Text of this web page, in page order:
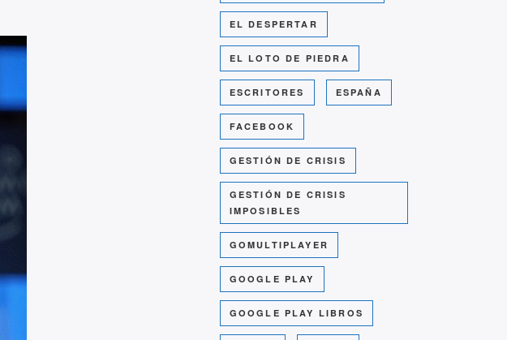
EL DESPERTAR
EL LOTO DE PIEDRA
ESCRITORES ESPAÑA
FACEBOOK
GESTIÓN DE CRISIS
GESTIÓN DE CRISIS
IMPOSIBLES
GOMULTIPLAYER
GOOGLE PLAY
GOOGLE PLAY LIBROS